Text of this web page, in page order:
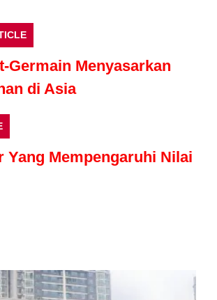
Germain Menyasarkan
di Asia
Yang Mempengaruhi Nilai